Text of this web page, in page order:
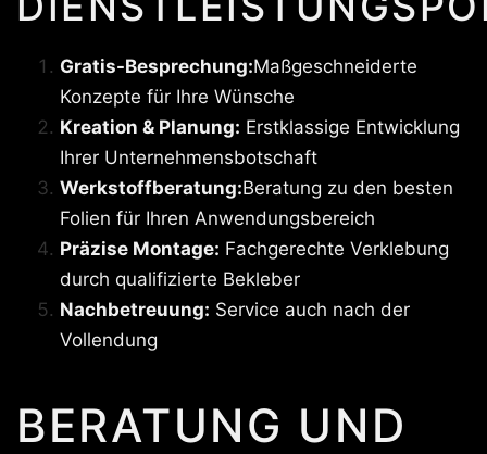
Gratis-Besprechung:Maßgeschneiderte
Konzepte für Ihre Wünsche
Kreation & Planung: Erstklassige Entwicklung
Ihrer Unternehmensbotschaft
Werkstoffberatung:Beratung zu den besten
Folien für Ihren Anwendungsbereich
Präzise Montage: Fachgerechte Verklebung
durch qualifizierte Bekleber
Nachbetreuung: Service auch nach der
Vollendung
BERATUNG UND